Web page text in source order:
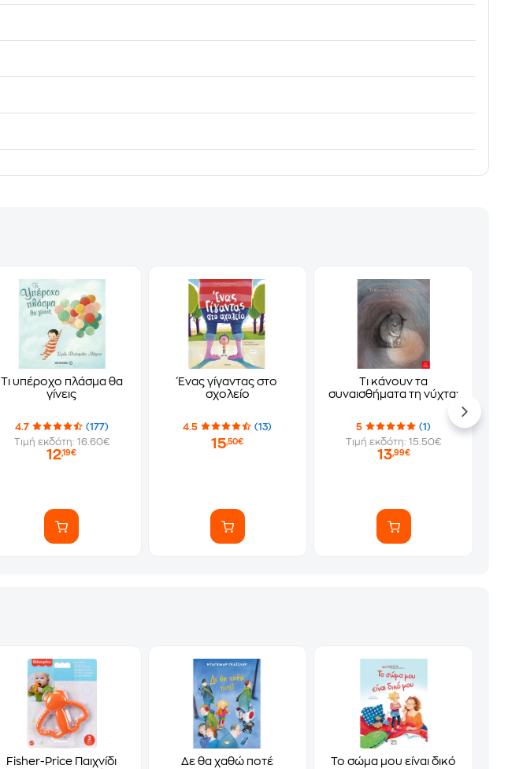
Τι υπέροχο πλάσμα θα
γίνεις
4.7
(177)
Τιμή εκδότη: 16.60€
12,19€
Ένας γίγαντας στο
σχολείο
4.5 (13)
15,50€
Τι κάνουν τα
συναισθήματα τη νύχτα;
5
(1)
Τιμή εκδότη: 15.50€
13,99€
Fisher-Price Παιχνίδι
Δε θα χαθώ ποτέ
Το σώμα μου είναι δικό